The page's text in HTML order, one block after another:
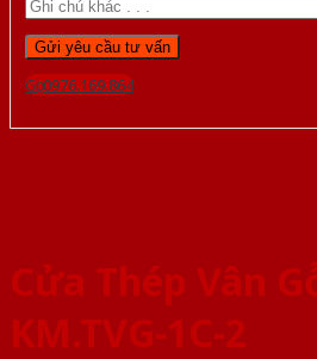
Gọi 0976.169.864
Cửa Thép Vân
KM.TVG-1C-2